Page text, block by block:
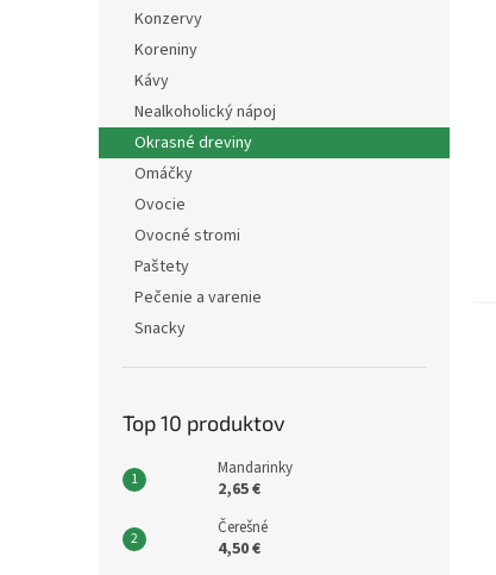
Konzervy
Koreniny
Kávy
Nealkoholický nápoj
Okrasné dreviny
Omáčky
Ovocie
Ovocné stromi
Paštety
Pečenie a varenie
Snacky
Top 10 produktov
Mandarinky
2,65 €
Čerešné
4,50 €